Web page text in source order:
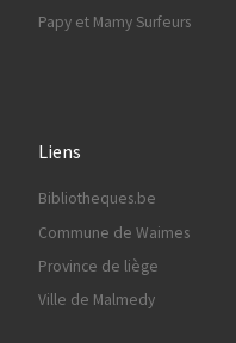
Papy et Mamy Surfeurs
Liens
Bibliotheques.be
Commune de Waimes
Province de liège
Ville de Malmedy